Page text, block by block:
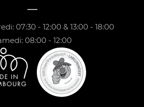
07:30 - 12:00 & 13:00 - 18:00
08:00 - 12:00